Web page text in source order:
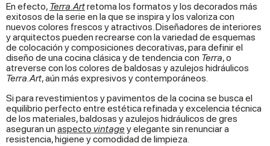
En efecto, Terra.Artretoma los formatos y los decorados más
exitosos de la serie en la que se inspira y los valoriza con
nuevos colores frescos y atractivos. Diseñadores de interiores
y arquitectos pueden recrearse con la variedad de esquemas
de colocación y composiciones decorativas, para definir el
diseño de una cocina clásica y de tendencia con Terra, o
atreverse con los colores de baldosas y azulejos hidráulicos
Terra.Art, aún más expresivos y contemporáneos.
Si para revestimientos y pavimentos de la cocina se busca el
equilibrio perfecto entre estética refinada y excelencia técnica
de los materiales, baldosas y azulejos hidráulicos de gres
aseguran un aspecto vintage y elegante sin renunciar a
resistencia, higiene y comodidad de limpieza.